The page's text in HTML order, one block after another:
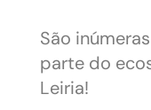
São
parte do
Leiria!